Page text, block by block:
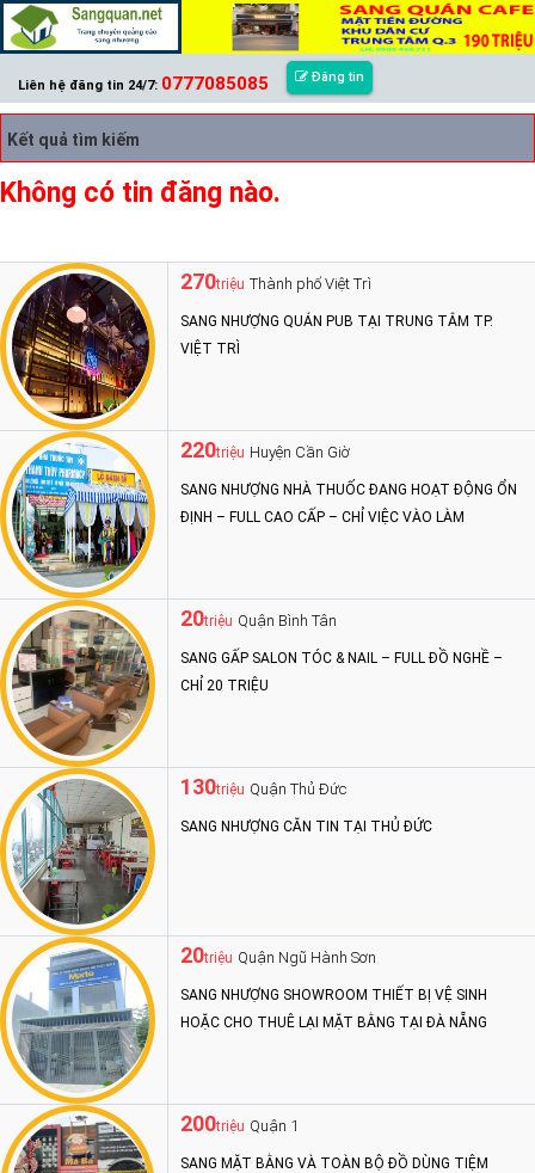
Liên hệ đăng tin 24/7: 0777085085 Đăng tin
Kết quả tìm kiếm
Không có tin đăng nào.
270triệu Thành phố Việt Trì
SANG NHƯỢNG QUÁN PUB TẠI TRUNG TÂM TP.
VIỆT TRÌ
220triệu Huyện Cần Giờ
SANG NHƯỢNG NHÀ THUỐC ĐANG HOẠT ĐỘNG ỔN
ĐỊNH – FULL CAO CẤP – CHỈ VIỆC VÀO LÀM
20triệu Quận Bình Tân
SANG GẤP SALON TÓC & NAIL – FULL ĐỒ NGHỀ –
CHỈ 20 TRIỆU
130triệu Quận Thủ Đức
SANG NHƯỢNG CĂN TIN TẠI THỦ ĐỨC
20triệu Quận Ngũ Hành Sơn
SANG NHƯỢNG SHOWROOM THIẾT BỊ VỆ SINH
HOẶC CHO THUÊ LẠI MẶT BẰNG TẠI ĐÀ NẴNG
200triệu Quận 1
SANG MẶT BẰNG VÀ TOÀN BỘ ĐỒ DÙNG TIỆM